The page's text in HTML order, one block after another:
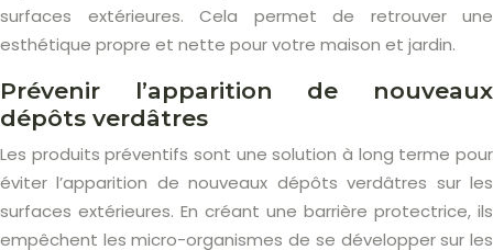
surfaces extérieures. Cela permet de retrouver une
esthétique propre et nette pour votre maison et jardin.
Prévenir l’apparition de nouveaux
dépôts verdâtres
Les produits préventifs sont une solution à long terme pour
éviter l’apparition de nouveaux dépôts verdâtres sur les
surfaces extérieures. En créant une barrière protectrice, ils
empêchent les micro-organismes de se développer sur les